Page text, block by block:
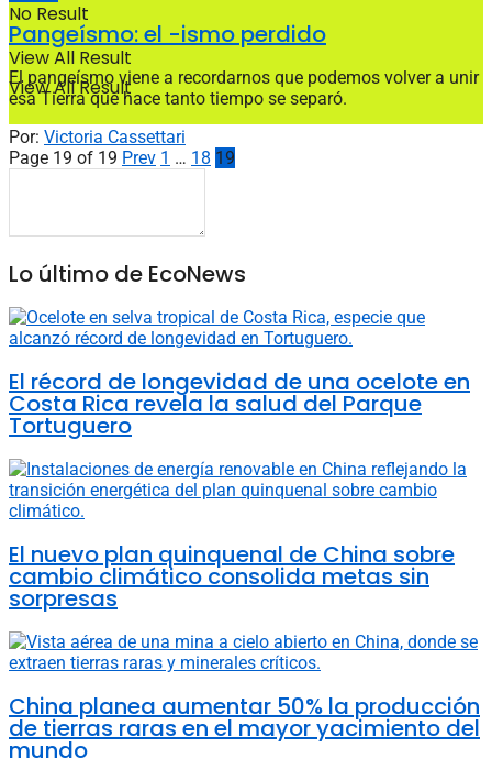
View All Result
No Result
View All Result
Pangeísmo: el -ismo perdido
El pangeísmo viene a recordarnos que podemos volver a unir
esa Tierra que hace tanto tiempo se separó.
Por: Victoria Cassettari
Page 19 of 19 Prev 1 … 18 19
Lo último de EcoNews
El récord de longevidad de una ocelote en
Costa Rica revela la salud del Parque
Tortuguero
El nuevo plan quinquenal de China sobre
cambio climático consolida metas sin
sorpresas
China planea aumentar 50% la producción
de tierras raras en el mayor yacimiento del
mundo